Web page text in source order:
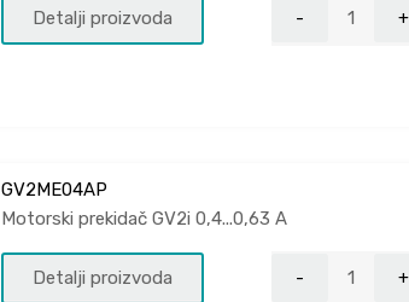
Detalji proizvoda
GV2ME04AP
Motorski prekidač GV2i 0,4...0,63 A
Detalji proizvoda